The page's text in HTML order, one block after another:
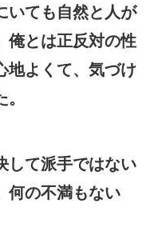
いても自然と人が
俺とは正反対の性
地よくて、気づけ
して派手ではない
何の不満もない